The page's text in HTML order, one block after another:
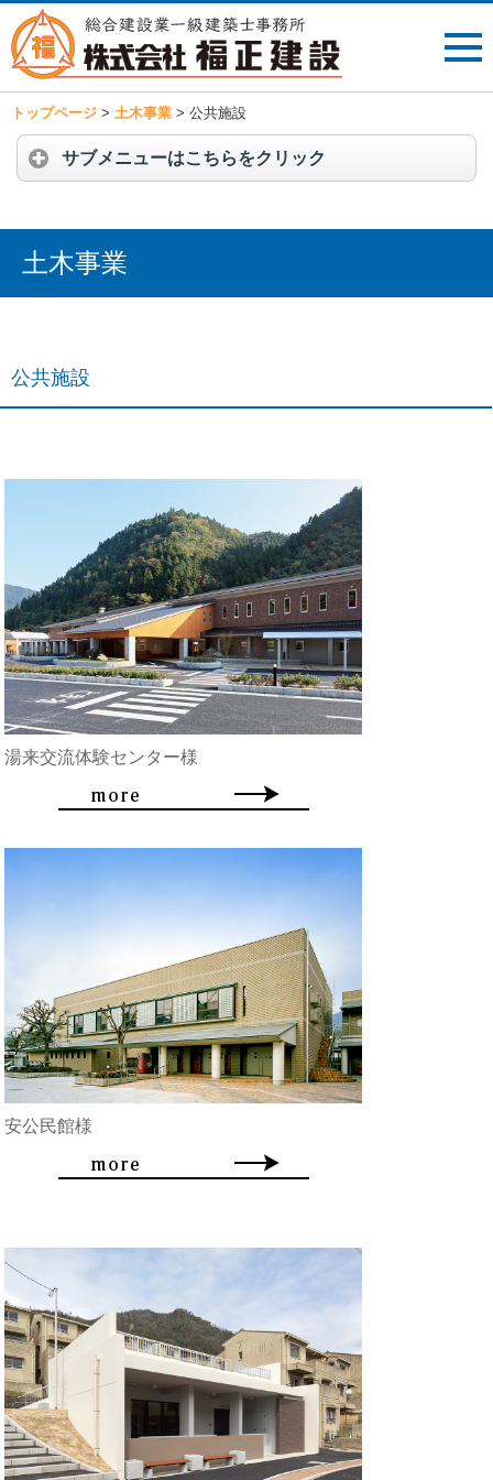
トップページ > 土木事業 > 公共施設
サブメニューはこちらをクリック
土木事業
公共施設
湯来交流体験センター様
安公民館様